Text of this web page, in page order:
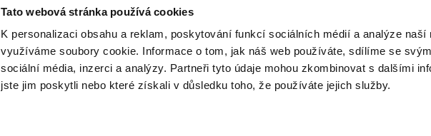
Tato webová stránka používá cookies
K personalizaci obsahu a reklam, poskytování funkcí sociálních médií a analýze naší
využíváme soubory cookie. Informace o tom, jak náš web používáte, sdílíme se
sociální média, inzerci a analýzy. Partneři tyto údaje mohou zkombinovat s dalšími
jste jim poskytli nebo které získali v důsledku toho, že používáte jejich služby.
Böttcher ČR, k.s.
Tovární 718/6
682 01 Vyškov, Czech Republic
T: +420 517 326 521
obchod@bottcher.cz
www.boettcher.cz